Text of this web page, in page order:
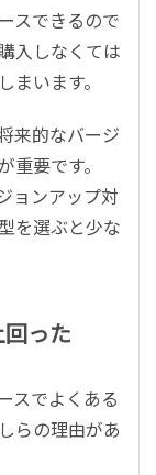
スできるので
入しなくては
います。
来的なバージ
要です。
ョンアップ対
を選ぶと少な
った
スでよくある
らの理由があ